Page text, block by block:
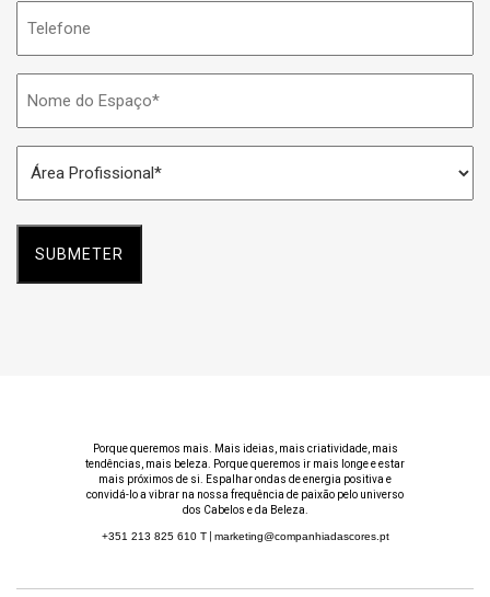
do
Espaço
Profissional
*
Porque queremos mais. Mais ideias, mais criatividade, mais
tendências, mais beleza. Porque queremos ir mais longe e estar
mais próximos de si. Espalhar ondas de energia positiva e
convidá-lo a vibrar na nossa frequência de paixão pelo universo
dos Cabelos e da Beleza.
+351 213 825 610 T| marketing@companhiadascores.pt